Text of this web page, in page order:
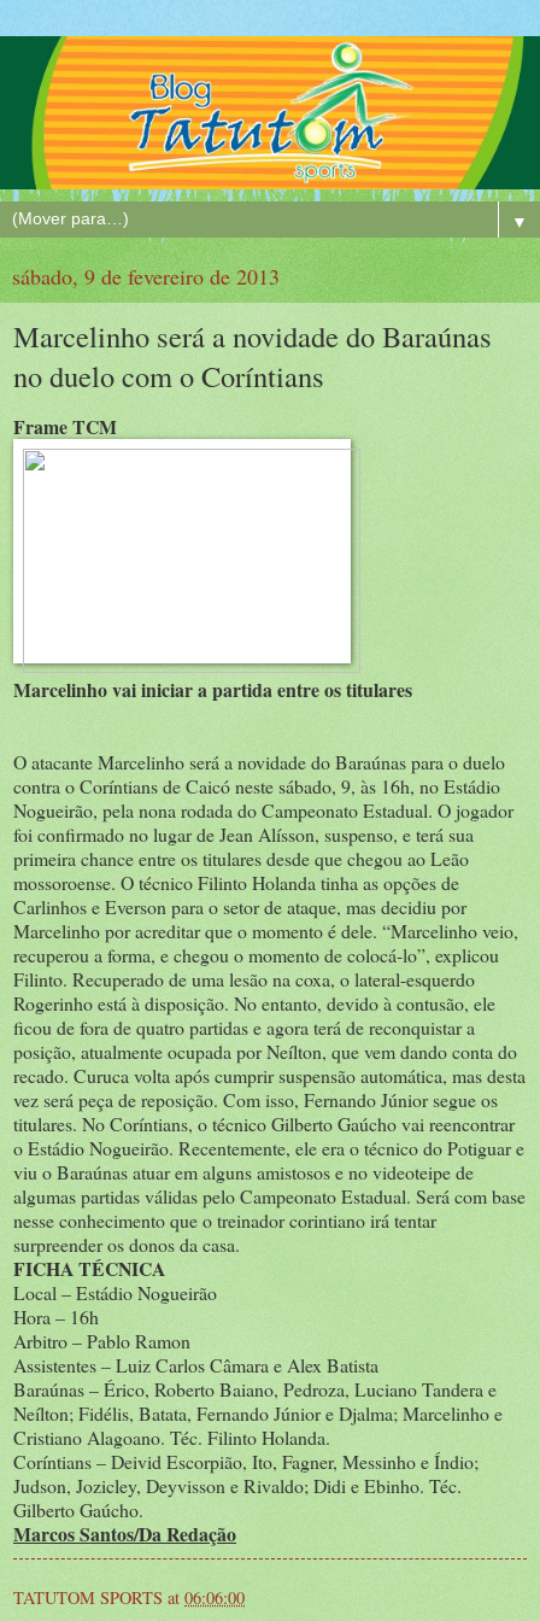
▼
sábado, 9 de fevereiro de 2013
Marcelinho será a novidade do Baraúnas
no duelo com o Coríntians
Frame TCM
Marcelinho vai iniciar a partida entre os titulares
O atacante Marcelinho será a novidade do Baraúnas para o duelo
contra o Coríntians de Caicó neste sábado, 9, às 16h, no Estádio
Nogueirão, pela nona rodada do Campeonato Estadual. O jogador
foi confirmado no lugar de Jean Alísson, suspenso, e terá sua
primeira chance entre os titulares desde que chegou ao Leão
mossoroense. O técnico Filinto Holanda tinha as opções de
Carlinhos e Everson para o setor de ataque, mas decidiu por
Marcelinho por acreditar que o momento é dele. “Marcelinho veio,
recuperou a forma, e chegou o momento de colocá-lo”, explicou
Filinto. Recuperado de uma lesão na coxa, o lateral-esquerdo
Rogerinho está à disposição. No entanto, devido à contusão, ele
ficou de fora de quatro partidas e agora terá de reconquistar a
posição, atualmente ocupada por Neílton, que vem dando conta do
recado. Curuca volta após cumprir suspensão automática, mas desta
vez será peça de reposição. Com isso, Fernando Júnior segue os
titulares. No Coríntians, o técnico Gilberto Gaúcho vai reencontrar
o Estádio Nogueirão. Recentemente, ele era o técnico do Potiguar e
viu o Baraúnas atuar em alguns amistosos e no videoteipe de
algumas partidas válidas pelo Campeonato Estadual. Será com base
nesse conhecimento que o treinador corintiano irá tentar
surpreender os donos da casa.
FICHA TÉCNICA
Local – Estádio Nogueirão
Hora – 16h
Arbitro – Pablo Ramon
Assistentes – Luiz Carlos Câmara e Alex Batista
Baraúnas – Érico, Roberto Baiano, Pedroza, Luciano Tandera e
Neílton; Fidélis, Batata, Fernando Júnior e Djalma; Marcelinho e
Cristiano Alagoano. Téc. Filinto Holanda.
Coríntians – Deivid Escorpião, Ito, Fagner, Messinho e Índio;
Judson, Jozicley, Deyvisson e Rivaldo; Didi e Ebinho. Téc.
Gilberto Gaúcho.
Marcos Santos/Da Redação
TATUTOM SPORTS at 06:06:00